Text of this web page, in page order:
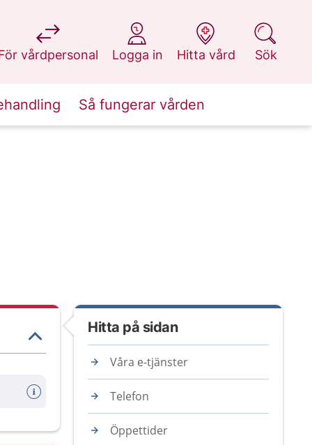
vårdpersonal
på 1177.se
Logga in
på 1177.se
Hitta vård
på 1177.se
Sök
på 1177.se
Så fungerar vården
Hitta på sidan
Våra e-tjänster
Telefon
Öppettider